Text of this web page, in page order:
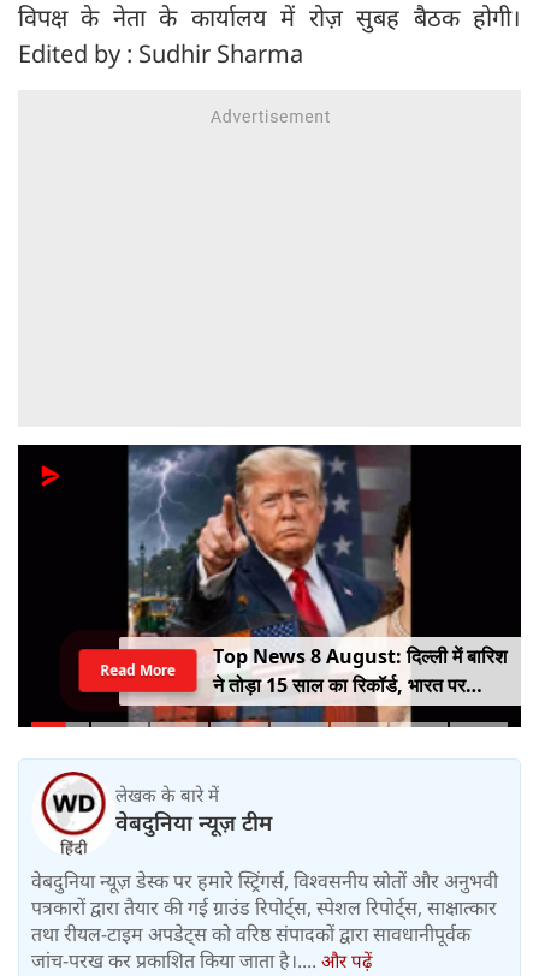
विपक्ष के नेता के कार्यालय में रोज़ सुबह बैठक होगी।
Edited by : Sudhir Sharma
Top News 8 August: दिल्ली में बारिश
ने तोड़ा 15 साल का रिकॉर्ड, भारत पर
100% टैरिफ का खतरा; Gen Z पर कंगना
Read More
लेखक के बारे में
वेबदुनिया न्यूज़ टीम
वेबदुनिया न्यूज़ डेस्क पर हमारे स्ट्रिंगर्स, विश्वसनीय स्रोतों और अनुभवी
पत्रकारों द्वारा तैयार की गई ग्राउंड रिपोर्ट्स, स्पेशल रिपोर्ट्स, साक्षात्कार
तथा रीयल-टाइम अपडेट्स को वरिष्ठ संपादकों द्वारा सावधानीपूर्वक
जांच-परख कर प्रकाशित किया जाता है।.... और पढ़ें